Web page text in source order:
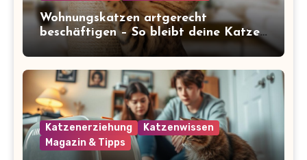
Wohnungskatzen artgerecht
beschäftigen – So bleibt deine Katze
glücklich und gesund
Katzenerziehung
Katzenwissen
Magazin & Tipps